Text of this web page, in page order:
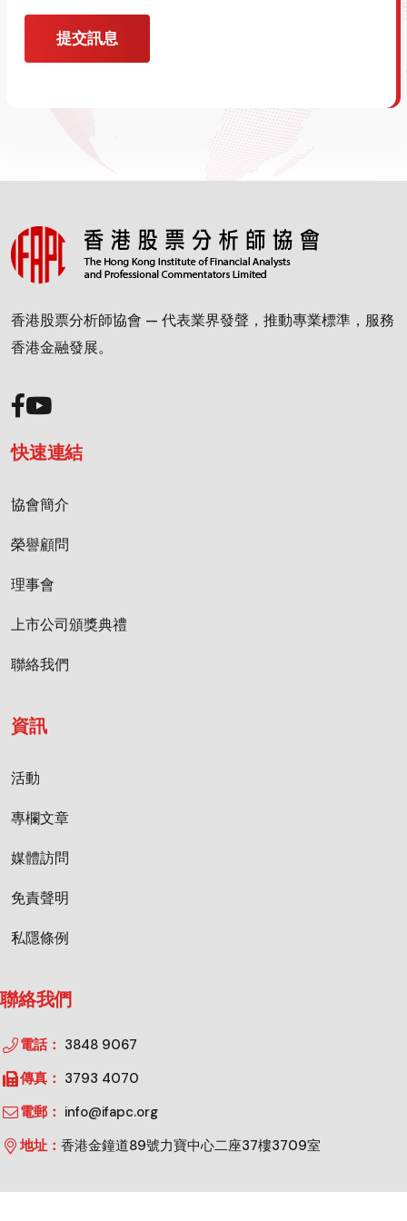
提交訊息
香港股票分析師協會 — 代表業界發聲，推動專業標準，服務
香港金融發展。
快速連結
協會簡介
榮譽顧問
理事會
上市公司頒獎典禮
聯絡我們
資訊
活動
專欄文章
媒體訪問
免責聲明
私隱條例
聯絡我們
電話： 3848 9067
傳真： 3793 4070
電郵： info@ifapc.org
地址： 香港金鐘道89號力寶中心二座37樓3709室